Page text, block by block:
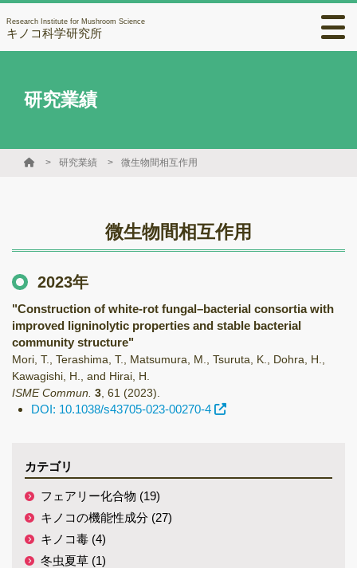
Research Institute for Mushroom Science
キノコ科学研究所
研究業績
研究業績 微生物間相互作用
微生物間相互作用
2023年
"Construction of white-rot fungal–bacterial consortia with
improved ligninolytic properties and stable bacterial
community structure"
Mori, T., Terashima, T., Matsumura, M., Tsuruta, K., Dohra, H.,
Kawagishi, H., and Hirai, H.
ISME Commun. 3 61 (2023)
DOI: 10.1038/s43705-023-00270-4
カテゴリ
フェアリー化合物 (19)
キノコの機能性成分 (27)
キノコ毒 (4)
冬虫夏草 (1)